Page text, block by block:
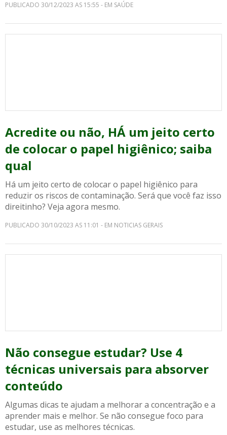
PUBLICADO 30/12/2023 AS 15:55 - EM SAÚDE
Acredite ou não, HÁ um jeito certo
de colocar o papel higiênico; saiba
qual
Há um jeito certo de colocar o papel higiênico para
reduzir os riscos de contaminação. Será que você faz isso
direitinho? Veja agora mesmo.
PUBLICADO 30/10/2023 AS 11:01 - EM NOTICIAS GERAIS
Não consegue estudar? Use 4
técnicas universais para absorver
conteúdo
Algumas dicas te ajudam a melhorar a concentração e a
aprender mais e melhor. Se não consegue foco para
estudar, use as melhores técnicas.